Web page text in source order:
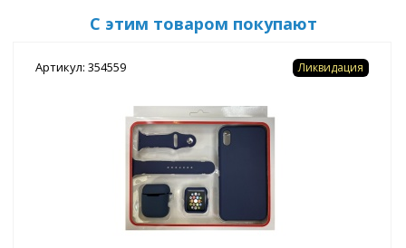
С этим товаром покупают
Артикул: 354559 Ликвидация